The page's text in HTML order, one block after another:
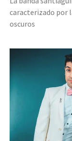
caracterizado por
oscuros